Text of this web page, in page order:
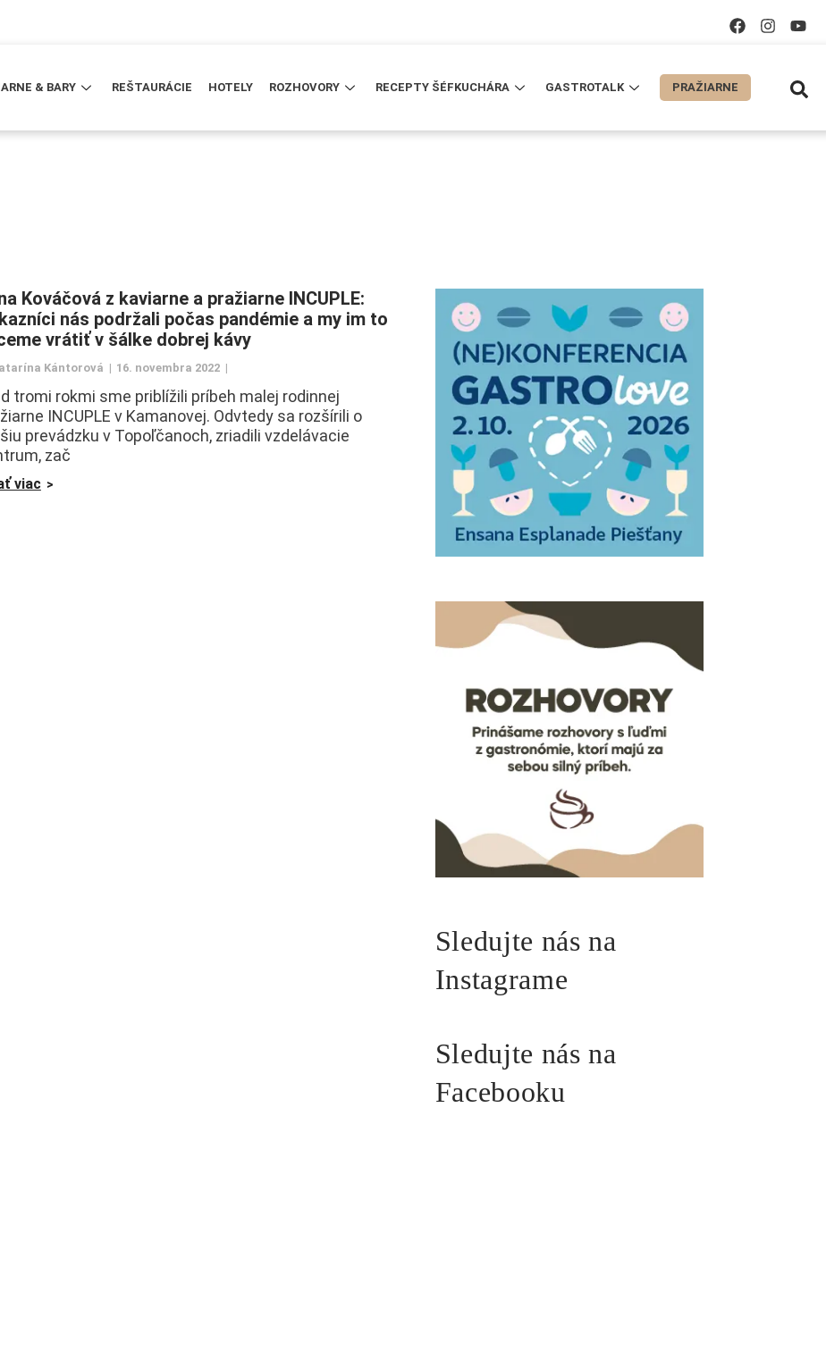
& BARY REŠTAURÁCIE HOTELY ROZHOVORY RECEPTY ŠÉFKUCHÁRA GASTROTALK PRAŽIARNE
Kováčová z kaviarne a pražiarne INCUPLE:
nás podržali počas pandémie a my im to
vrátiť v šálke dobrej kávy
Kántorová 16. novembra 2022
tromi rokmi sme priblížili príbeh malej rodinnej
INCUPLE v Kamanovej. Odvtedy sa rozšírili o
prevádzku v Topoľčanoch, zriadili vzdelávacie
zač
viac
Sledujte nás na
Instagrame
Sledujte nás na
Facebooku